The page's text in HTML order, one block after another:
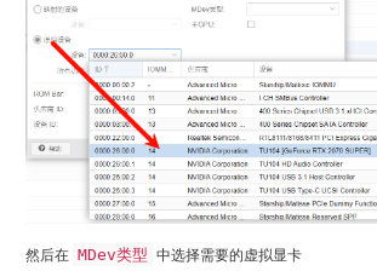
然后在 MDev类型 中选择需要的虚拟显卡